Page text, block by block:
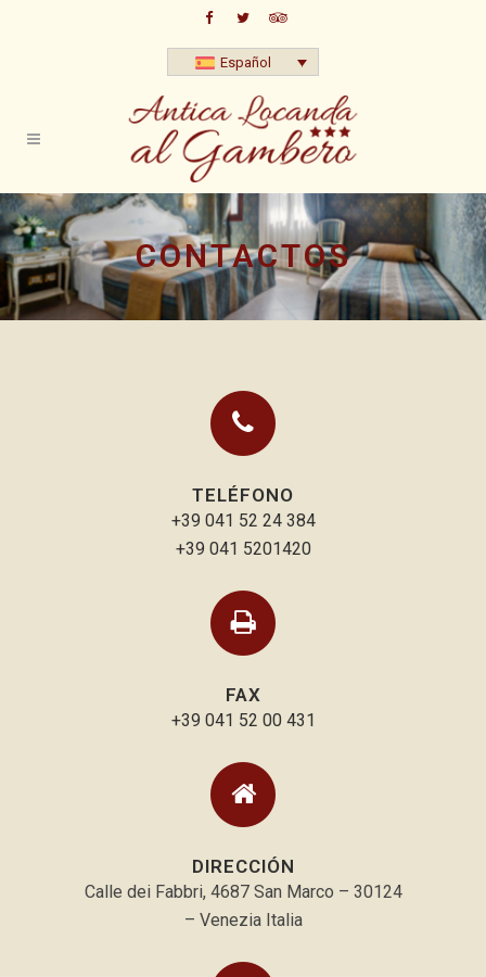
Español
CONTACTOS
TELÉFONO
+39 041 52 24 384
+39 041 5201420
FAX
+39 041 52 00 431
DIRECCIÓN
Calle dei Fabbri, 4687 San Marco – 30124
– Venezia Italia